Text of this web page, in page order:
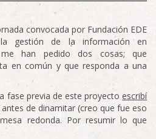
convocada por Fundación EDE
gestión de la información en
me han pedido dos cosas; que
en común y que responda a una
fase previa de este proyecto escribí
de dinamitar (creo que fue eso
redonda. Por resumir lo que